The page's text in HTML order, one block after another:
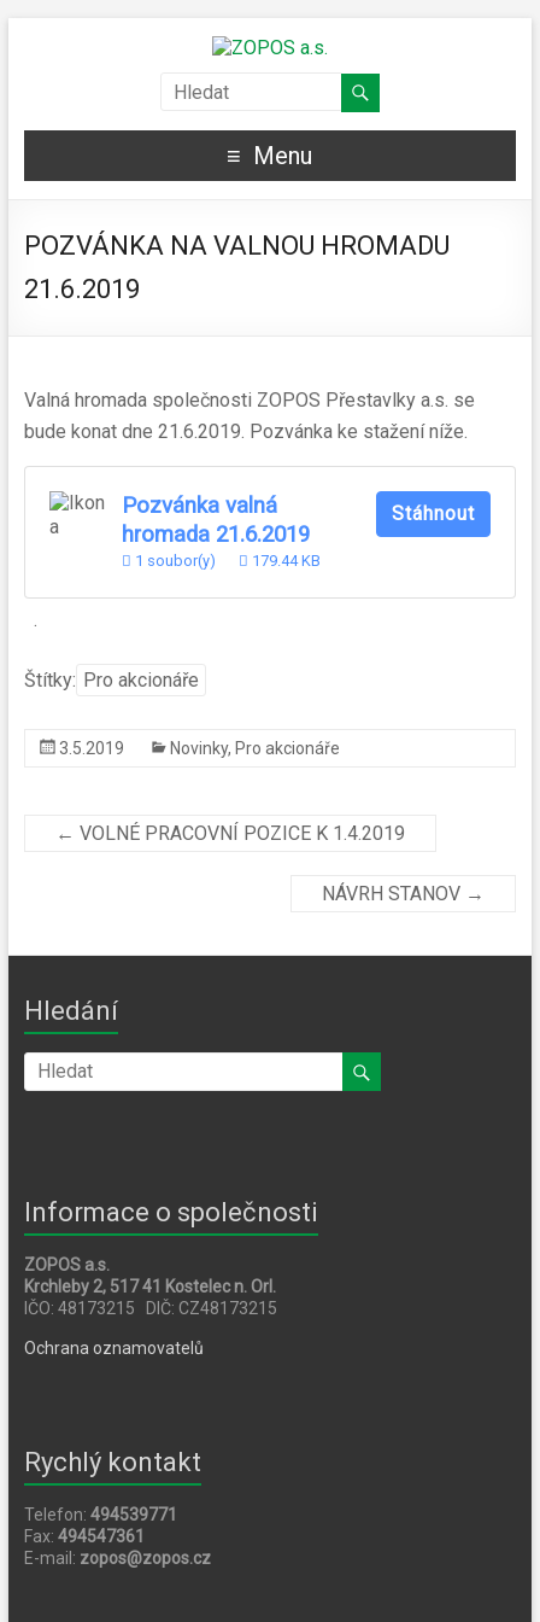
Menu
POZVÁNKA NA VALNOU HROMADU
21.6.2019
Valná hromada společnosti ZOPOS Přestavlky a.s. se
bude konat dne 21.6.2019. Pozvánka ke stažení níže.
Pozvánka valná
hromada 21.6.2019
1 soubor(y) 179.44 KB
Stáhnout
Štítky: Pro akcionáře
3.5.2019 Novinky, Pro akcionáře
← VOLNÉ PRACOVNÍ POZICE K 1.4.2019
NÁVRH STANOV →
Hledání
Informace o společnosti
ZOPOS a.s.
Krchleby 2, 517 41 Kostelec n. Orl.
IČO: 48173215 DIČ: CZ48173215
Ochrana oznamovatelů
Rychlý kontakt
Telefon: 494539771
Fax: 494547361
E-mail: zopos@zopos.cz